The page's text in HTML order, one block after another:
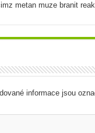
metan muze branit
informace jsou